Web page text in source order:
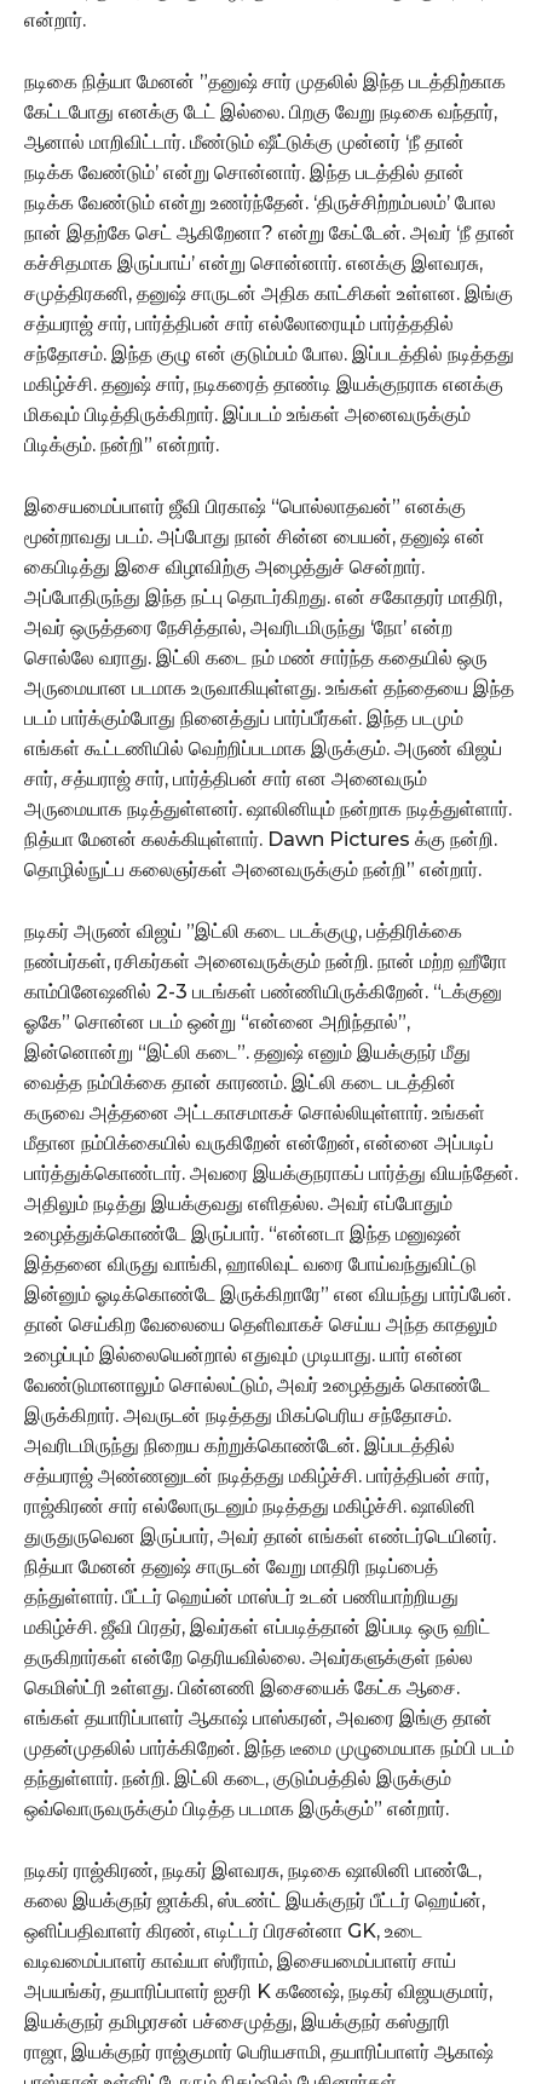
என்றார்.
நடிகை நித்யா மேனன் ”தனுஷ் சார் முதலில் இந்த படத்திற்காக
கேட்டபோது எனக்கு டேட் இல்லை. பிறகு வேறு நடிகை வந்தார்,
ஆனால் மாறிவிட்டார். மீண்டும் ஷீட்டுக்கு முன்னர் ‘நீ தான்
நடிக்க வேண்டும்’ என்று சொன்னார். இந்த படத்தில் தான்
நடிக்க வேண்டும் என்று உணர்ந்தேன். ‘திருச்சிற்றம்பலம்’ போல
நான் இதற்கே செட் ஆகிறேனா? என்று கேட்டேன். அவர் ‘நீ தான்
கச்சிதமாக இருப்பாய்’ என்று சொன்னார். எனக்கு இளவரசு,
சமுத்திரகனி, தனுஷ் சாருடன் அதிக காட்சிகள் உள்ளன. இங்கு
சத்யராஜ் சார், பார்த்திபன் சார் எல்லோரையும் பார்த்ததில்
சந்தோசம். இந்த குழு என் குடும்பம் போல. இப்படத்தில் நடித்தது
மகிழ்ச்சி. தனுஷ் சார், நடிகரைத் தாண்டி இயக்குநராக எனக்கு
மிகவும் பிடித்திருக்கிறார். இப்படம் உங்கள் அனைவருக்கும்
பிடிக்கும். நன்றி” என்றார்.
இசையமைப்பாளர் ஜீவி பிரகாஷ் “பொல்லாதவன்” எனக்கு
மூன்றாவது படம். அப்போது நான் சின்ன பையன், தனுஷ் என்
கைபிடித்து இசை விழாவிற்கு அழைத்துச் சென்றார்.
அப்போதிருந்து இந்த நட்பு தொடர்கிறது. என் சகோதரர் மாதிரி,
அவர் ஒருத்தரை நேசித்தால், அவரிடமிருந்து ‘நோ’ என்ற
சொல்லே வராது. இட்லி கடை நம் மண் சார்ந்த கதையில் ஒரு
அருமையான படமாக உருவாகியுள்ளது. உங்கள் தந்தையை இந்த
படம் பார்க்கும்போது நினைத்துப் பார்ப்பீர்கள். இந்த படமும்
எங்கள் கூட்டணியில் வெற்றிப்படமாக இருக்கும். அருண் விஜய்
சார், சத்யராஜ் சார், பார்த்திபன் சார் என அனைவரும்
அருமையாக நடித்துள்ளனர். ஷாலினியும் நன்றாக நடித்துள்ளார்.
நித்யா மேனன் கலக்கியுள்ளார். Dawn Pictures க்கு நன்றி.
தொழில்நுட்ப கலைஞர்கள் அனைவருக்கும் நன்றி” என்றார்.
நடிகர் அருண் விஜய் ”இட்லி கடை படக்குழு, பத்திரிக்கை
நண்பர்கள், ரசிகர்கள் அனைவருக்கும் நன்றி. நான் மற்ற ஹீரோ
காம்பினேஷனில் 2-3 படங்கள் பண்ணியிருக்கிறேன். “டக்குனு
ஓகே” சொன்ன படம் ஒன்று “என்னை அறிந்தால்”,
இன்னொன்று “இட்லி கடை”. தனுஷ் எனும் இயக்குநர் மீது
வைத்த நம்பிக்கை தான் காரணம். இட்லி கடை படத்தின்
கருவை அத்தனை அட்டகாசமாகச் சொல்லியுள்ளார். உங்கள்
மீதான நம்பிக்கையில் வருகிறேன் என்றேன், என்னை அப்படிப்
பார்த்துக்கொண்டார். அவரை இயக்குநராகப் பார்த்து வியந்தேன்.
அதிலும் நடித்து இயக்குவது எளிதல்ல. அவர் எப்போதும்
உழைத்துக்கொண்டே இருப்பார். “என்னடா இந்த மனுஷன்
இத்தனை விருது வாங்கி, ஹாலிவுட் வரை போய்வந்துவிட்டு
இன்னும் ஓடிக்கொண்டே இருக்கிறாரே” என வியந்து பார்ப்பேன்.
தான் செய்கிற வேலையை தெளிவாகச் செய்ய அந்த காதலும்
உழைப்பும் இல்லையென்றால் எதுவும் முடியாது. யார் என்ன
வேண்டுமானாலும் சொல்லட்டும், அவர் உழைத்துக் கொண்டே
இருக்கிறார். அவருடன் நடித்தது மிகப்பெரிய சந்தோசம்.
அவரிடமிருந்து நிறைய கற்றுக்கொண்டேன். இப்படத்தில்
சத்யராஜ் அண்ணனுடன் நடித்தது மகிழ்ச்சி. பார்த்திபன் சார்,
ராஜ்கிரண் சார் எல்லோருடனும் நடித்தது மகிழ்ச்சி. ஷாலினி
துருதுருவென இருப்பார், அவர் தான் எங்கள் எண்டர்டெயினர்.
நித்யா மேனன் தனுஷ் சாருடன் வேறு மாதிரி நடிப்பைத்
தந்துள்ளார். பீட்டர் ஹெய்ன் மாஸ்டர் உடன் பணியாற்றியது
மகிழ்ச்சி. ஜீவி பிரதர், இவர்கள் எப்படித்தான் இப்படி ஒரு ஹிட்
தருகிறார்கள் என்றே தெரியவில்லை. அவர்களுக்குள் நல்ல
கெமிஸ்ட்ரி உள்ளது. பின்னணி இசையைக் கேட்க ஆசை.
எங்கள் தயாரிப்பாளர் ஆகாஷ் பாஸ்கரன், அவரை இங்கு தான்
முதன்முதலில் பார்க்கிறேன். இந்த டீமை முழுமையாக நம்பி படம்
தந்துள்ளார். நன்றி. இட்லி கடை, குடும்பத்தில் இருக்கும்
ஒவ்வொருவருக்கும் பிடித்த படமாக இருக்கும்” என்றார்.
நடிகர் ராஜ்கிரண், நடிகர் இளவரசு, நடிகை ஷாலினி பாண்டே,
கலை இயக்குநர் ஜாக்கி, ஸ்டண்ட் இயக்குநர் பீட்டர் ஹெய்ன்,
ஒளிப்பதிவாளர் கிரண், எடிட்டர் பிரசன்னா GK, உடை
வடிவமைப்பாளர் காவ்யா ஸ்ரீராம், இசையமைப்பாளர் சாய்
அபயங்கர், தயாரிப்பாளர் ஐசரி K கணேஷ், நடிகர் விஜயகுமார்,
இயக்குநர் தமிழரசன் பச்சைமுத்து, இயக்குநர் கஸ்தூரி
ராஜா, இயக்குநர் ராஜ்குமார் பெரியசாமி, தயாரிப்பாளர் ஆகாஷ்